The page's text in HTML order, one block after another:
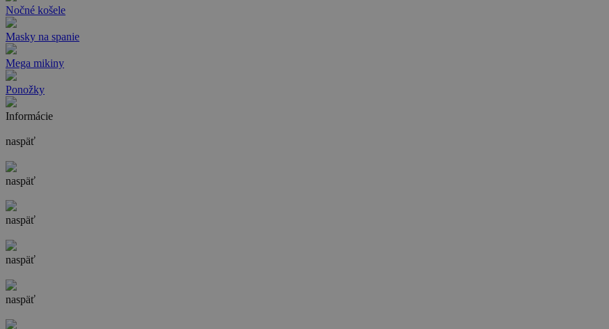
Nočné košele
Masky na spanie
Mega mikiny
Ponožky
Informácie
naspäť
naspäť
naspäť
naspäť
naspäť